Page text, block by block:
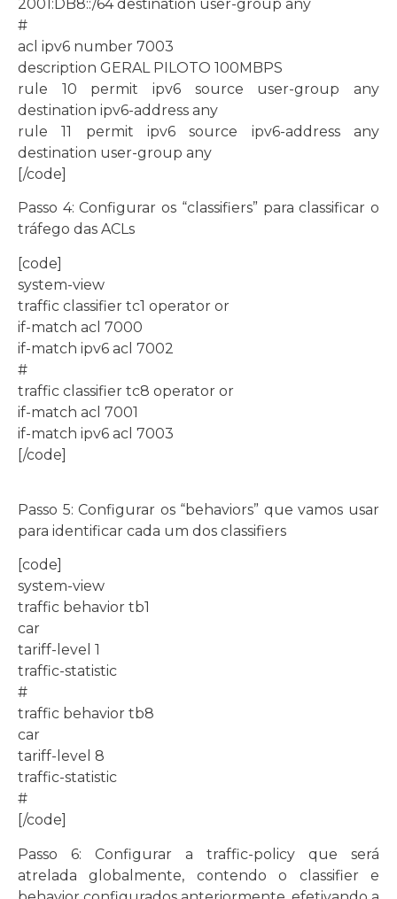
2001:DB8::/64 destination user-group any
#
acl ipv6 number 7003
description GERAL PILOTO 100MBPS
rule 10 permit ipv6 source user-group any
destination ipv6-address any
rule 11 permit ipv6 source ipv6-address any
destination user-group any
[/code]
Passo 4: Configurar os “classifiers” para classificar o
tráfego das ACLs
[code]
system-view
traffic classifier tc1 operator or
if-match acl 7000
if-match ipv6 acl 7002
#
traffic classifier tc8 operator or
if-match acl 7001
if-match ipv6 acl 7003
[/code]
Passo 5: Configurar os “behaviors” que vamos usar
para identificar cada um dos classifiers
[code]
system-view
traffic behavior tb1
car
tariff-level 1
traffic-statistic
#
traffic behavior tb8
car
tariff-level 8
traffic-statistic
#
[/code]
Passo 6: Configurar a traffic-policy que será
atrelada globalmente, contendo o classifier e